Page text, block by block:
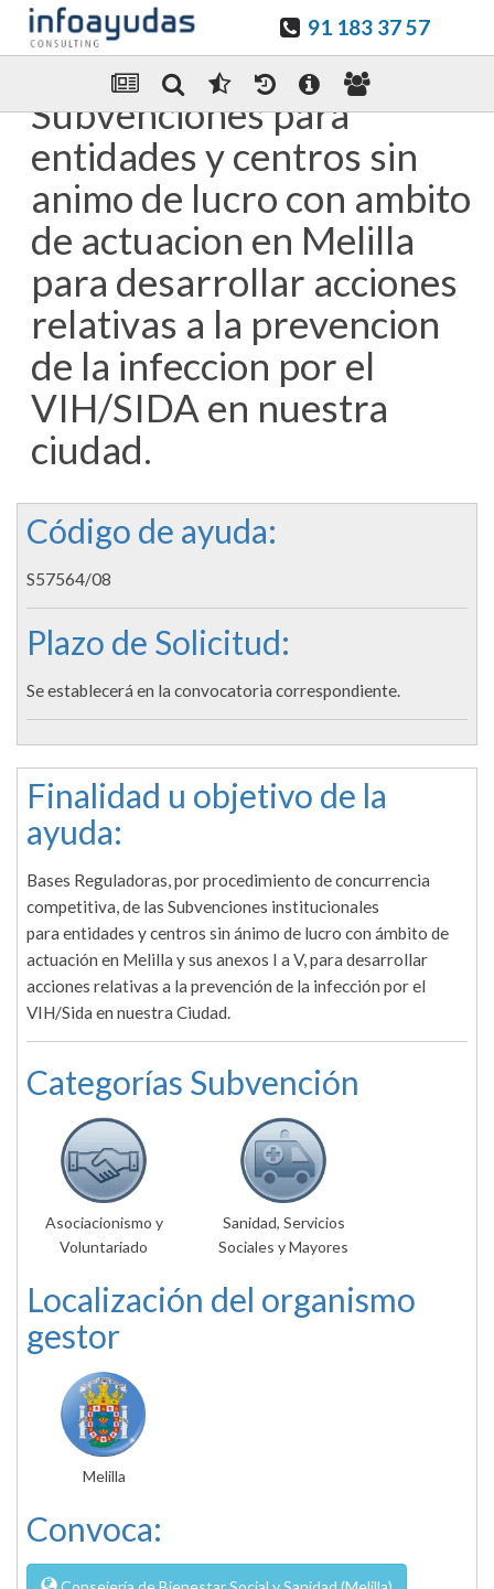
91 183 37 57
Enviar Por email
Subvenciones para
entidades y centros sin
animo de lucro con ambito
de actuacion en Melilla
para desarrollar acciones
relativas a la prevencion
de la infeccion por el
VIH/SIDA en nuestra
ciudad.
Código de ayuda:
S57564/08
Plazo de Solicitud:
Se establecerá en la convocatoria correspondiente.
Finalidad u objetivo de la
ayuda:
Bases Reguladoras, por procedimiento de concurrencia
competitiva, de las Subvenciones institucionales
para entidades y centros sin ánimo de lucro con ámbito de
actuación en Melilla y sus anexos I a V, para desarrollar
acciones relativas a la prevención de la infección por el
VIH/Sida en nuestra Ciudad.
Categorías Subvención
Asociacionismo y
Voluntariado
Sanidad, Servicios
Sociales y Mayores
Localización del organismo
gestor
Melilla
Convoca: